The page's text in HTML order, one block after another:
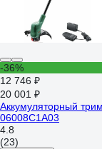
-36%
12 746 ₽
20 001 ₽
Аккумуляторный
06008C1A03
4.8
(23)